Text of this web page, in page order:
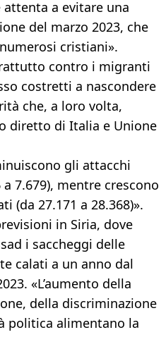
a evitare una
del marzo 2023, che
cristiani».
contro i migranti
costretti a nascondere
che, a loro volta,
diretto di Italia e Unione
gli attacchi
7.679), mentre crescono
(da 27.171 a 28.368)».
in Siria, dove
i saccheggi delle
calati a un anno dal
«L’aumento della
della discriminazione
politica alimentano la